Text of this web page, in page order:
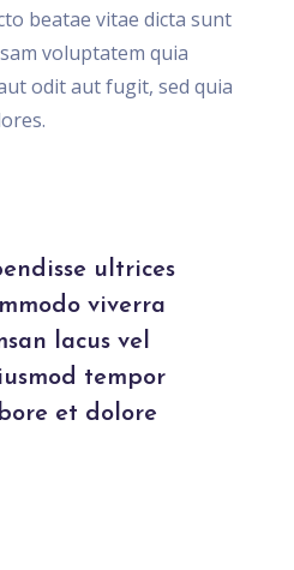
beatae vitae dicta sunt
voluptatem quia
odit aut fugit, sed quia
ultrices
viverra
lacus vel
tempor
et dolore